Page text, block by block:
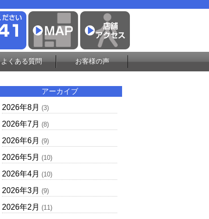
よくある質問 お客様の声
アーカイブ
2026年8月 (3)
2026年7月 (8)
2026年6月 (9)
2026年5月 (10)
2026年4月 (10)
2026年3月 (9)
2026年2月 (11)